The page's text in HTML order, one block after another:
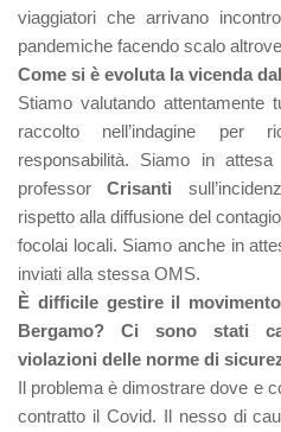
viaggiatori che arrivano
pandemiche facendo scalo
Come si è evoluta la vicenda
Stiamo valutando attentamente
raccolto nell’indagine per
responsabilità. Siamo in
professorCrisanti
rispetto alla diffusione del
focolai locali. Siamo anche in
inviati alla stessa OMS.
È difficile gestire il
Bergamo? Ci sono stati
violazioni delle norme di
Il problema è dimostrare dove e
contratto il Covid. Il nesso di